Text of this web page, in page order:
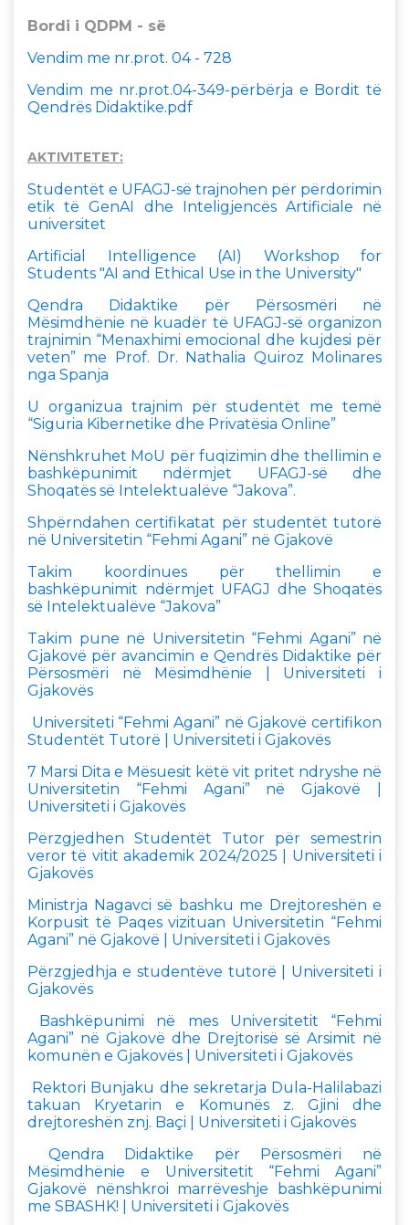
Bordi i QDPM - së
Vendim me nr.prot. 04 - 728
Vendim me nr.prot.04-349-përbërja e Bordit të
Qendrës Didaktike.pdf
AKTIVITETET:
Studentët e UFAGJ-së trajnohen për përdorimin
etik të GenAI dhe Inteligjencës Artificiale në
universitet
Artificial Intelligence (AI) Workshop for
Students "AI and Ethical Use in the University"
Qendra Didaktike për Përsosmëri në
Mësimdhënie në kuadër të UFAGJ-së organizon
trajnimin “Menaxhimi emocional dhe kujdesi për
veten” me Prof. Dr. Nathalia Quiroz Molinares
nga Spanja
U organizua trajnim për studentët me temë
“Siguria Kibernetike dhe Privatësia Online”
Nënshkruhet MoU për fuqizimin dhe thellimin e
bashkëpunimit ndërmjet UFAGJ-së dhe
Shoqatës së Intelektualëve “Jakova”.
Shpërndahen certifikatat për studentët tutorë
në Universitetin “Fehmi Agani” në Gjakovë
Takim koordinues për thellimin e
bashkëpunimit ndërmjet UFAGJ dhe Shoqatës
së Intelektualëve “Jakova”
Takim pune në Universitetin “Fehmi Agani” në
Gjakovë për avancimin e Qendrës Didaktike për
Përsosmëri në Mësimdhënie | Universiteti i
Gjakovës
Universiteti “Fehmi Agani” në Gjakovë certifikon
Studentët Tutorë | Universiteti i Gjakovës
7 Marsi Dita e Mësuesit këtë vit pritet ndryshe në
Universitetin “Fehmi Agani” në Gjakovë |
Universiteti i Gjakovës
Përzgjedhen Studentët Tutor për semestrin
veror të vitit akademik 2024/2025 | Universiteti i
Gjakovës
Ministrja Nagavci së bashku me Drejtoreshën e
Korpusit të Paqes vizituan Universitetin “Fehmi
Agani” në Gjakovë | Universiteti i Gjakovës
Përzgjedhja e studentëve tutorë | Universiteti i
Gjakovës
Bashkëpunimi në mes Universitetit “Fehmi
Agani” në Gjakovë dhe Drejtorisë së Arsimit në
komunën e Gjakovës | Universiteti i Gjakovës
Rektori Bunjaku dhe sekretarja Dula-Halilabazi
takuan Kryetarin e Komunës z. Gjini dhe
drejtoreshën znj. Baçi | Universiteti i Gjakovës
Qendra Didaktike për Përsosmëri në
Mësimdhënie e Universitetit “Fehmi Agani”
Gjakovë nënshkroi marrëveshje bashkëpunimi
me SBASHK! | Universiteti i Gjakovës